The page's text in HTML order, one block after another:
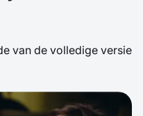
van de volledige versie